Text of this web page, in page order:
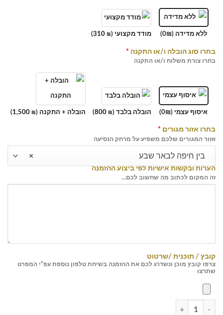
ללא מדידה (0₪) מודד מקצועי ( 310 ₪
)
בחרו סוג הובלה ו/או התקנה *
בחרו צורת משלוח ו/או התקנה
איסוף עצמי (0₪) הובלה בלבד ( 800 ₪
) הובלה + התקנה ( 1,500 ₪
)
בחרו אזור מגורים *
אזור המגורים שלכם משפיע על מרחק הנסיעה
× בין חיפה לבאר שבע
הערות ובקשות אישיות לפי ביצוע ההזמנה
זה המקום לכתוב מה שחשוב לכם...
קובץ / תוכנית /שרטוט
צרפו קובץ מוכן ונשדרג לכם את ההזמנה בשיחת טלפון נוספת עפ"י המפרט
שתרצו